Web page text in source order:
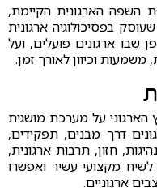
השפה הארגונית הקיימת,
בפסיכולוגיה ארגונית
ארגונים פועלים, ועל
וכיוון לאורך זמן.
על מערכת מושגית
דרך מבנים, תפקידים,
חזון, תרבות ארגונית,
מקצועי עשיר ואפשרו
ארגוניים.